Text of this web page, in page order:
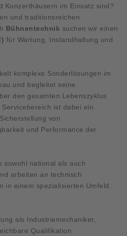
Konzerthäusern im Einsatz sind?
und traditionsreichen
Bühnentechnik suchen wir einen
für Wartung, Instandhaltung und
komplexe Sonderlösungen im
und begleitet seine
den gesamten Lebenszyklus
ist dabei ein
von
und Performance der
sowohl national als auch
arbeiten an technisch
in einem spezialisierten Umfeld.
als Industriemechaniker,
Qualifikation